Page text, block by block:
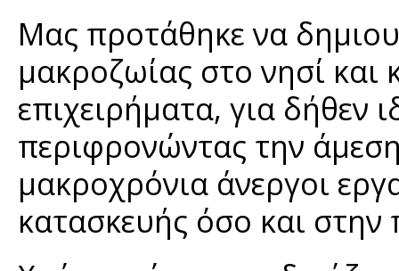
Μας προτάθηκε να
μακροζωίας στο νησί και
επιχειρήματα, για δήθεν
περιφρονώντας την
μακροχρόνια άνεργοι
κατασκευής όσο και στην